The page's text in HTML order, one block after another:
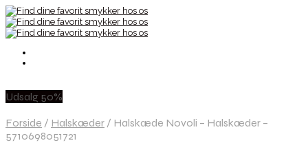
Udsalg 50%
Forside / Halskæder / Halskæde Novoli – Halskæder –
5710698051721